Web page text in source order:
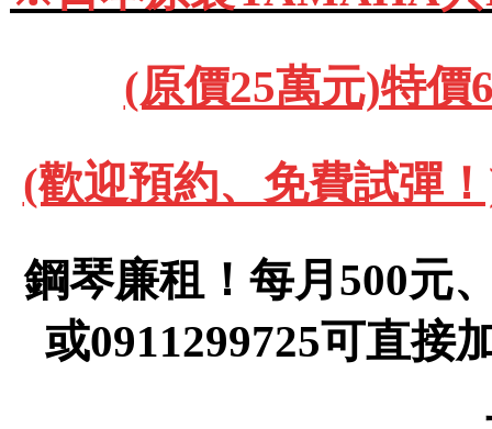
(原價25萬元)特價
(歡迎預約、免費試彈
鋼琴廉租！每月500元
或0911299725可直接